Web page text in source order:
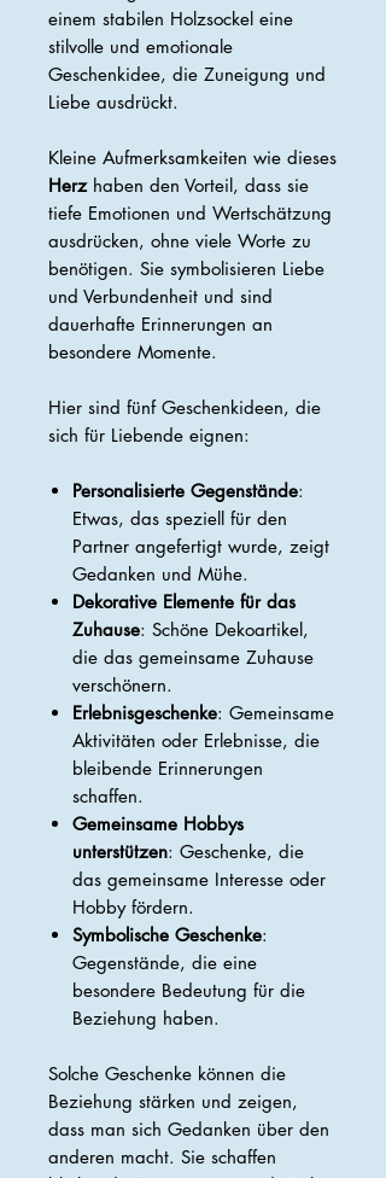
einem stabilen Holzsockel eine
stilvolle und emotionale
Geschenkidee, die Zuneigung und
Liebe ausdrückt.
Kleine Aufmerksamkeiten wie dieses
Herz haben den Vorteil, dass sie
tiefe Emotionen und Wertschätzung
ausdrücken, ohne viele Worte zu
benötigen. Sie symbolisieren Liebe
und Verbundenheit und sind
dauerhafte Erinnerungen an
besondere Momente.
Hier sind fünf Geschenkideen, die
sich für Liebende eignen:
Personalisierte Gegenstände:
Etwas, das speziell für den
Partner angefertigt wurde, zeigt
Gedanken und Mühe.
Dekorative Elemente für das
Zuhause: Schöne Dekoartikel,
die das gemeinsame Zuhause
verschönern.
Erlebnisgeschenke: Gemeinsame
Aktivitäten oder Erlebnisse, die
bleibende Erinnerungen
schaffen.
Gemeinsame Hobbys
unterstützen: Geschenke, die
das gemeinsame Interesse oder
Hobby fördern.
Symbolische Geschenke:
Gegenstände, die eine
besondere Bedeutung für die
Beziehung haben.
Solche Geschenke können die
Beziehung stärken und zeigen,
dass man sich Gedanken über den
anderen macht. Sie schaffen